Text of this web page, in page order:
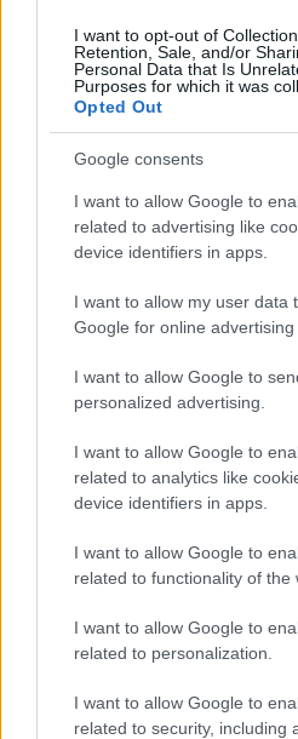
I want to opt-out of
Retention, Sale, and/or
Personal Data that Is
Purposes for which it was
Opted Out
Google consents
I want to allow Google to
related to advertising like
device identifiers in apps.
I want to allow my user data
Google for online advertising
I want to allow Google to
personalized advertising.
I want to allow Google to
related to analytics like
device identifiers in apps.
I want to allow Google to
related to functionality of the
I want to allow Google to
related to personalization.
I want to allow Google to
related to security, including
Lassan elkezdhet
a BBM-ből
Tom és Berry • 2015. október 07.
azonnali üzenetküldő
megjelenésekor (ez amúgy
amikor a Viber ...